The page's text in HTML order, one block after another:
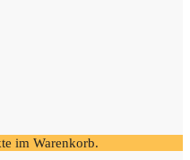
im Warenkorb.